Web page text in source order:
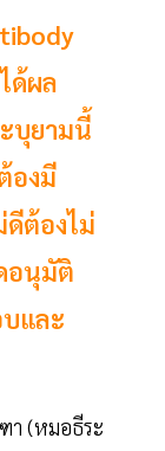
ด้ผล
บุยามนี้
องมี
ต้องไม่
อนุมัติ
และ
า (หมอธีระ